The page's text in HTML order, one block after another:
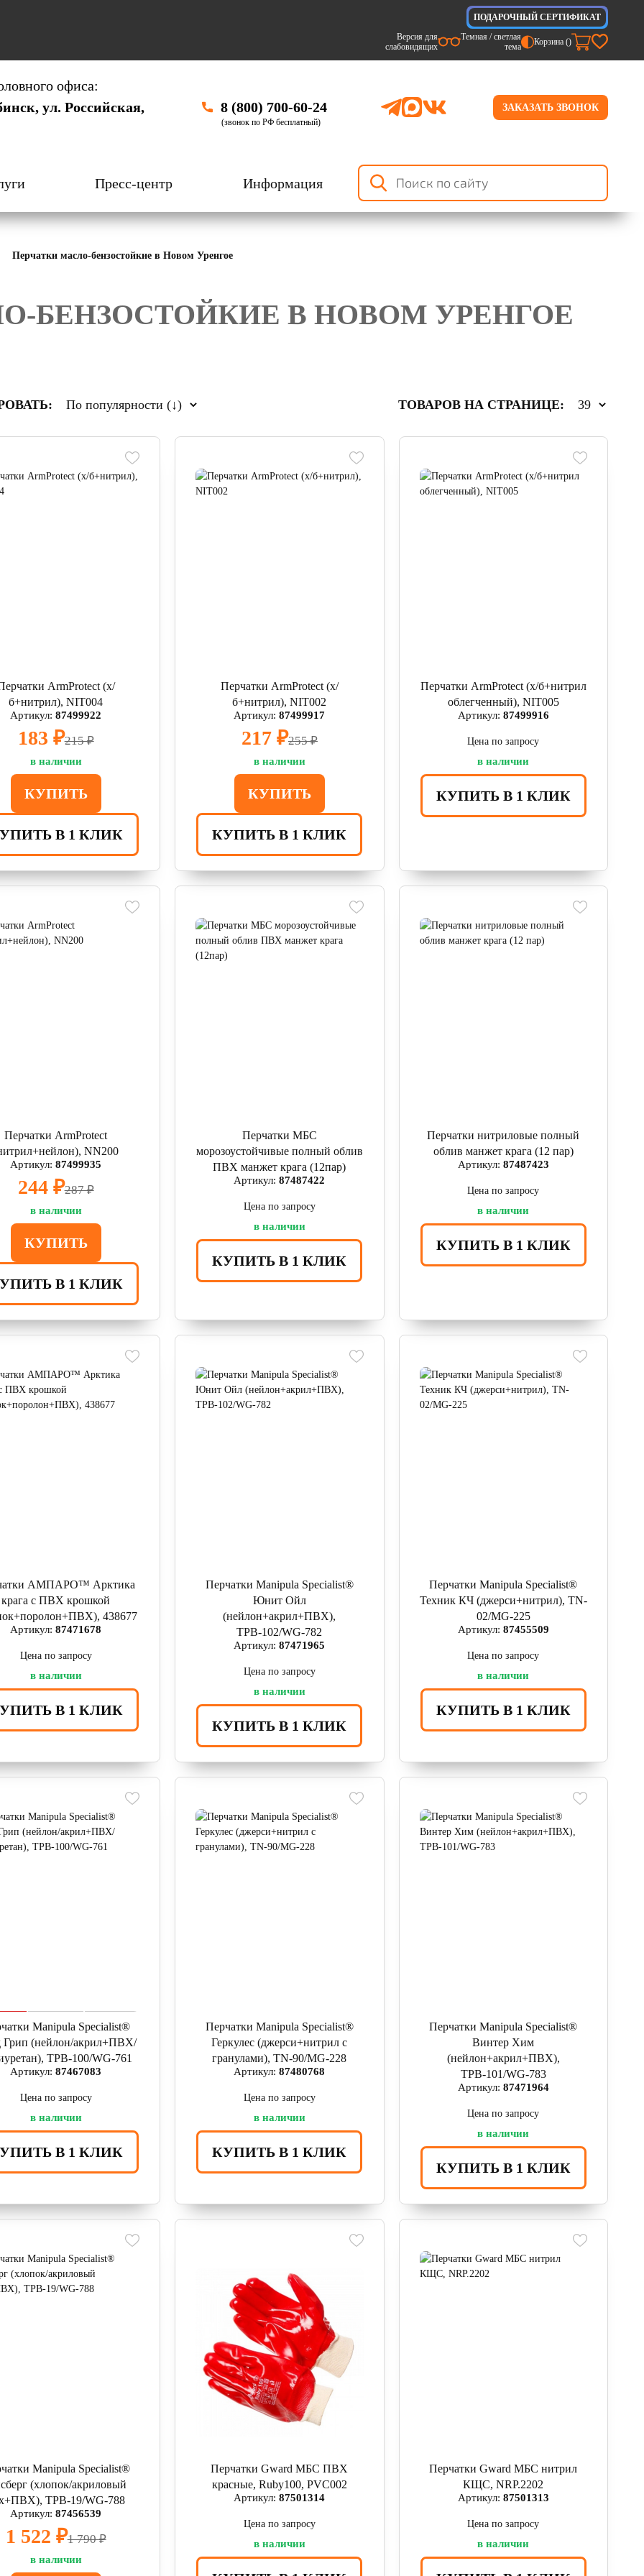
ПОДАРОЧНЫЙ СЕРТИФИКАТ
Версия для
слабовидящих
Темная / светлая
тема
Корзина ()
офиса:
ул. Российская,
8 (800) 700-60-24
(звонок по РФ бесплатный)
ЗАКАЗАТЬ ЗВОНОК
Пресс-центр Информация
Перчатки масло-бензостойкие в Новом Уренгое
БЕНЗОСТОЙКИЕ В НОВОМ УРЕНГОЕ
ТОВАРОВ НА СТРАНИЦЕ:
ArmProtect (х/
б+нитрил), NIT004
Артикул:87499922
183 ₽215 ₽
в наличии
КУПИТЬ
В 1 КЛИК
Перчатки ArmProtect (х/
б+нитрил), NIT002
Артикул:87499917
217 ₽255 ₽
в наличии
КУПИТЬ
КУПИТЬ В 1 КЛИК
Перчатки ArmProtect (х/б+нитрил
облегченный), NIT005
Артикул: 87499916
Цена по запросу
в наличии
КУПИТЬ В 1 КЛИК
Перчатки ArmProtect
NN200
Артикул:87499935
244 ₽287 ₽
в наличии
КУПИТЬ
В 1 КЛИК
Перчатки МБС
морозоустойчивые полный облив
ПВХ манжет крага (12пар)
Артикул:87487422
Цена по запросу
в наличии
КУПИТЬ В 1 КЛИК
Перчатки нитриловые полный
облив манжет крага (12 пар)
Артикул: 87487423
Цена по запросу
в наличии
КУПИТЬ В 1 КЛИК
АМПАРО™ Арктика
крага с ПВХ крошкой
438677
Артикул:87471678
Цена по запросу
в наличии
В 1 КЛИК
Перчатки Manipula Specialist®
Юнит Ойл
(нейлон+акрил+ПВХ),
ТРВ-102/WG-782
Артикул:87471965
Цена по запросу
в наличии
КУПИТЬ В 1 КЛИК
Перчатки Manipula Specialist®
Техник КЧ (джерси+нитрил), TN-
02/MG-225
Артикул: 87455509
Цена по запросу
в наличии
КУПИТЬ В 1 КЛИК
Manipula Specialist®
Грип (нейлон/акрил+ПВХ/
ТРВ-100/WG-761
Артикул:87467083
Цена по запросу
в наличии
В 1 КЛИК
Перчатки Manipula Specialist®
Геркулес (джерси+нитрил с
гранулами), TN-90/MG-228
Артикул:87480768
Цена по запросу
в наличии
КУПИТЬ В 1 КЛИК
Перчатки Manipula Specialist®
Винтер Хим
(нейлон+акрил+ПВХ),
ТРВ-101/WG-783
Артикул: 87471964
Цена по запросу
в наличии
КУПИТЬ В 1 КЛИК
Manipula Specialist®
(хлопок/акриловый
ТРВ-19/WG-788
Артикул:87456539
1 522 ₽1 790 ₽
в наличии
Перчатки Gward МБС ПВХ
красные, Ruby100, PVC002
Артикул:87501314
Цена по запросу
в наличии
Перчатки Gward МБС нитрил
КЩС, NRP.2202
Артикул: 87501313
Цена по запросу
в наличии